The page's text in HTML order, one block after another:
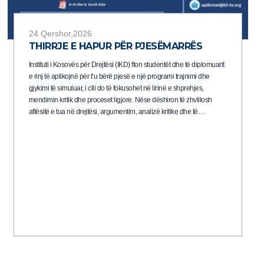
24 Qershor,2026
THIRRJE E HAPUR PËR PJESËMARRËS
Instituti i Kosovës për Drejtësi (IKD) fton studentët dhe të diplomuarit
e rinj të aplikojnë për t’u bërë pjesë e një programi trajnimi dhe
gjykimi të simuluar, i cili do të fokusohet në lirinë e shprehjes,
mendimin kritik dhe proceset ligjore. Nëse dëshiron të zhvillosh
aftësitë e tua në drejtësi, argumentim, analizë kritike dhe të…